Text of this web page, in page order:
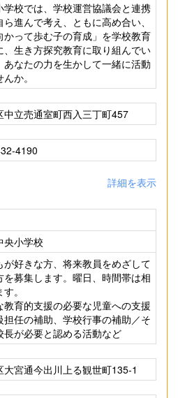
学校では、学校運営協議会と連携
ら進んで考え、ともに高め合い、
かって歩む子の育成」を学校教育
、生き方探究教育に取り組んでい
あなたの力を生かして一緒に活動
か。
中立売通室町西入三丁町457
4190
詳細を表示
央小学校
が好きな方、将来教員をめざして
を募集します。曜日、時間帯は相
。
教育的支援の必要な児童への支援
担任の補助、学校行事の補助／そ
長が必要と認める活動など
大宮通今出川上る観世町135-1